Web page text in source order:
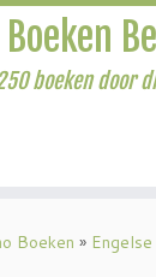
Boeken
boeken door
Boeken »